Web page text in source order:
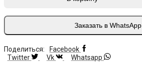
Заказать в WhatsApp
Поделиться:
Facebook
Twitter
Vk Whatsapp